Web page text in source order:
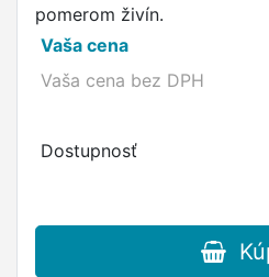
pomerom živín.
Vaša cena
Vaša cena bez DPH
Dostupnosť